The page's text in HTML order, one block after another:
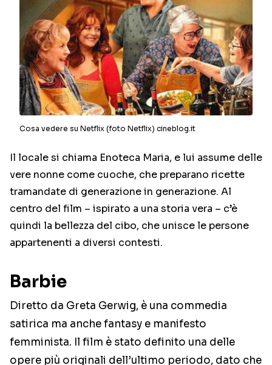
Cosa vedere su Netflix (foto Netflix) cineblog.it
Il locale si chiama Enoteca Maria, e lui assume delle
vere nonne come cuoche, che preparano ricette
tramandate di generazione in generazione. Al
centro del film – ispirato a una storia vera – c’è
quindi la bellezza del cibo, che unisce le persone
appartenenti a diversi contesti.
Barbie
Diretto da Greta Gerwig, è una commedia
satirica ma anche fantasy e manifesto
femminista. Il film è stato definito una delle
opere più originali dell’ultimo periodo, dato che